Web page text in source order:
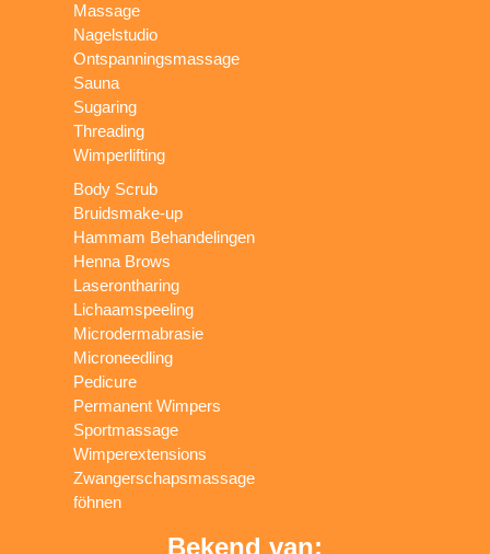
Massage
Nagelstudio
Ontspanningsmassage
Sauna
Sugaring
Threading
Wimperlifting
Body Scrub
Bruidsmake-up
Hammam Behandelingen
Henna Brows
Laserontharing
Lichaamspeeling
Microdermabrasie
Microneedling
Pedicure
Permanent Wimpers
Sportmassage
Wimperextensions
Zwangerschapsmassage
föhnen
Bekend van: